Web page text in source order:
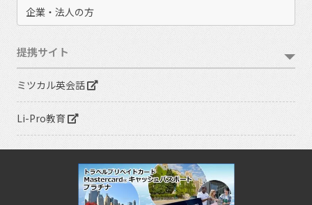
企業・法人の方
提携サイト
ミツカル英会話
Li-Pro教育